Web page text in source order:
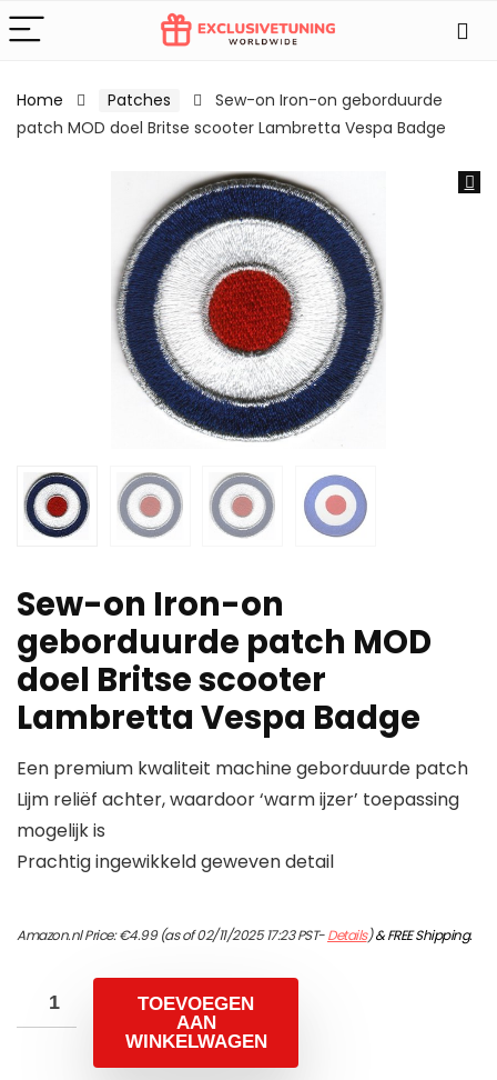
Home Patches
Sew-on Iron-on geborduurde
patch MOD doel Britse scooter Lambretta Vespa Badge
Sew-on Iron-on
geborduurde patch MOD
doel Britse scooter
Lambretta Vespa Badge
Een premium kwaliteit machine geborduurde patch
Lijm reliëf achter, waardoor ‘warm ijzer’ toepassing
mogelijk is
Prachtig ingewikkeld geweven detail
Amazon.nl Price:€4.99(as of 02/11/2025 17:23 PST-Details)&FREE Shipping.
TOEVOEGEN
AAN
WINKELWAGEN